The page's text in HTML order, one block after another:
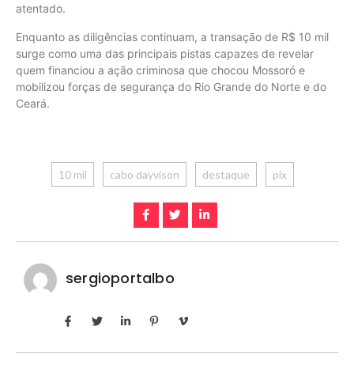
atentado.
Enquanto as diligências continuam, a transação de R$ 10 mil
surge como uma das principais pistas capazes de revelar
quem financiou a ação criminosa que chocou Mossoró e
mobilizou forças de segurança do Rio Grande do Norte e do
Ceará.
10 mil cabo dayvison destaque pix
sergioportalbo